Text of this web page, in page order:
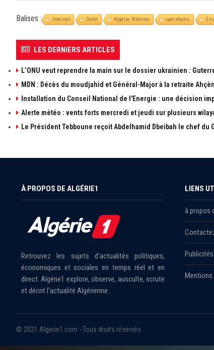
Balises : Internet Débit Algérie Télécom opérations
LES DERNIERS ARTICLES
L’ONU veut reprendre la main sur le dossier ukrainien :
MDN : Décès du moudjahid et Général-Major à la retraite
Installation du Conseil National de l'Energie : une décision
Alerte météo : vents forts mercredi et jeudi sur plusieurs
Le Président Tebboune reçoit Abdelhamid Dbeibah le chef
À PROPOS DE ALGÉRIE1
Retrouvez les sujets d'actualités politiques,
économiques et sociales en temps réel et en
direct. Algérie1 explore, observe, ausculte, scrute
et décrit l'actualité Algérienne.
LIENS
à propos
Publicités
Mentions
© 2021 Algerie1.com - Tous droits réservés.